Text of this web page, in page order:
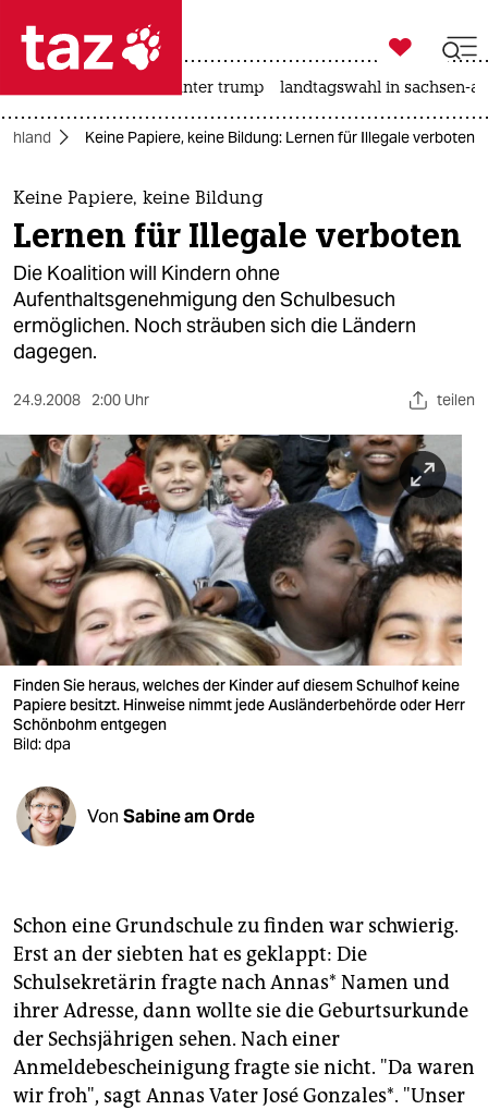
 taz zahl ich
taz zahl ich
themen
politik
öko
gesellschaft
kultur
sport
berlin
nord
wahrheit
verlag
verlag
veranstaltungen
fragen & hilfe
unterstützen
genossenschaft
epaper login

taz zahl ich
usa unter trump landtagswahl in sachsen-
Keine Papiere, keine Bildung: Lernen für Illegale verboten
Keine Papiere, keine Bildung
Lernen für Illegale verboten
Die Koalition will Kindern ohne
Aufenthaltsgenehmigung den Schulbesuch
ermöglichen. Noch sträuben sich die Ländern
dagegen.
24.9.2008 2:00 Uhr teilen
Finden Sie heraus, welches der Kinder auf diesem Schulhof keine
Papiere besitzt. Hinweise nimmt jede Ausländerbehörde oder Herr
Schönbohm entgegen
Bild: dpa
Von Sabine am Orde
Schon eine Grundschule zu finden war schwierig.
Erst an der siebten hat es geklappt: Die
Schulsekretärin fragte nach Annas* Namen und
ihrer Adresse, dann wollte sie die Geburtsurkunde
der Sechsjährigen sehen. Nach einer
Anmeldebescheinigung fragte sie nicht. "Da waren
wir froh", sagt Annas Vater José Gonzales*. "Unser